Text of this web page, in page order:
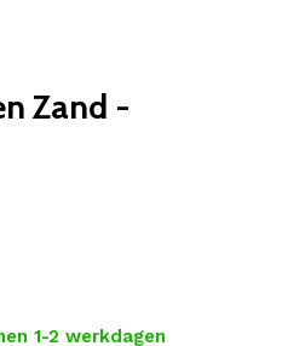
Zand -
1-2 werkdagen